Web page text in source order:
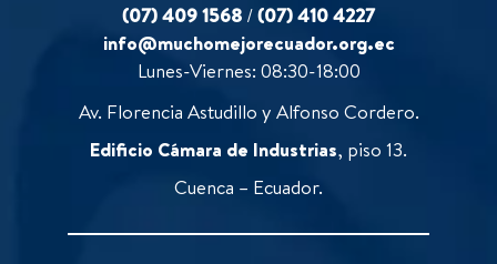
(07) 409 1568 /(07) 410 4227
info@muchomejorecuador.org.ec
Lunes-Viernes: 08:30-18:00
Av. Florencia Astudillo y Alfonso Cordero.
Edificio Cámara de Industrias, piso 13.
Cuenca – Ecuador.